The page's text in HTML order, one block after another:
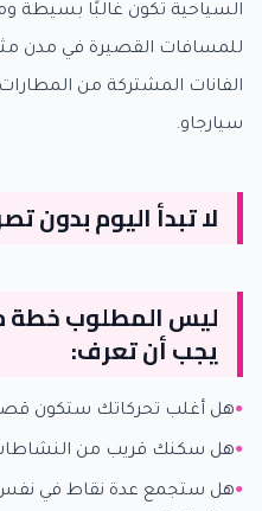
السياحية تكون غالبًا بسيطة
للمسافات القصيرة في مدن
الفانات المشتركة من
سيارجاو.
لا تبدأ اليوم بدون
ليس المطلوب خطة
يجب أن تعرف:
هل أغلب تحركاتك ستكون
هل سكنك قريب من النشاطات
هل ستجمع عدة نقاط في نفس